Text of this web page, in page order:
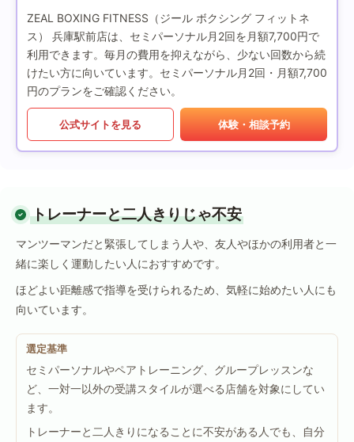
ZEAL BOXING FITNESS（ジール ボクシング フィットネ
ス） 兵庫駅前店は、セミパーソナル月2回を月額7,700円で
利用できます。毎月の費用を抑えながら、少ない回数から続
けたい方に向いています。セミパーソナル月2回・月額7,700
円のプランをご確認ください。
公式サイトを見る 体験・相談予約
トレーナーと二人きりじゃ不安
マンツーマンだと緊張してしまう人や、友人やほかの利用者と一
緒に楽しく運動したい人におすすめです。
ほどよい距離感で指導を受けられるため、気軽に始めたい人にも
向いています。
選定基準
セミパーソナルやペアトレーニング、グループレッスンな
ど、一対一以外の受講スタイルが選べる店舗を対象にしてい
ます。
トレーナーと二人きりになることに不安がある人でも、自分